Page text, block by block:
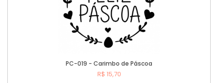
PC-019 - Carimbo de Páscoa
R$ 15,70